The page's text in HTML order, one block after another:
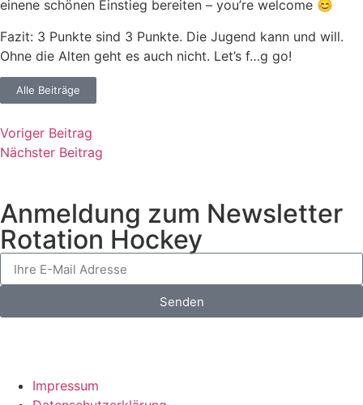
einene schönen Einstieg bereiten – you’re welcome 😊
Fazit: 3 Punkte sind 3 Punkte. Die Jugend kann und will.
Ohne die Alten geht es auch nicht. Let’s f…g go!
Alle Beiträge
Voriger Beitrag
Nächster Beitrag
Anmeldung zum Newsletter
Rotation Hockey
Senden
Impressum